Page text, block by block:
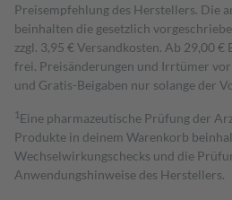
Preisempfehlung des Herstellers. Die
beinhalten die gesetzlich
zzgl. 3,95 € Versandkosten. Ab 29,00
frei. Preisänderungen und Irrtümer
und Gratis-Beigaben nur solange der
1 Eine pharmazeutische Prüfung der
Produkte in deinem Warenkorb
Wechselwirkungschecks und die
Anwendungshinweise des Herstellers.